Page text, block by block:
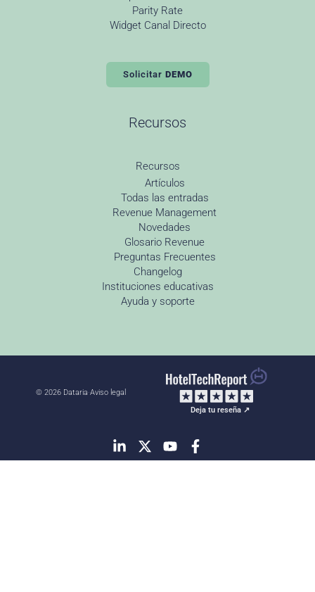
Parity Rate
Widget Canal Directo
Solicitar DEMO
Recursos
Recursos
Artículos
Todas las entradas
Revenue Management
Novedades
Glosario Revenue
Preguntas Frecuentes
Changelog
Instituciones educativas
Ayuda y soporte
© 2026 Dataria·Aviso legal
Deja tu reseña ↗